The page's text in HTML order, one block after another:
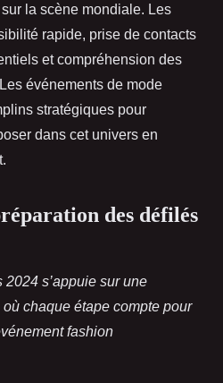
la scène mondiale. Les
rapide, prise de contacts
et compréhension des
événements de mode
stratégiques pour
dans cet univers en
des défilés
2024 s’appuie sur une
chaque étape compte pour
fashion